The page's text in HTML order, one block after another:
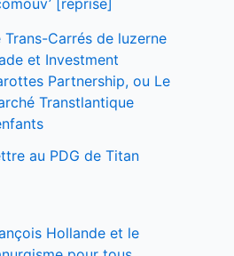
[reprise]
Trans-Carrés de luzerne
et Investment
Partnership, ou Le
Transtlantique
au PDG de Titan
Hollande et le